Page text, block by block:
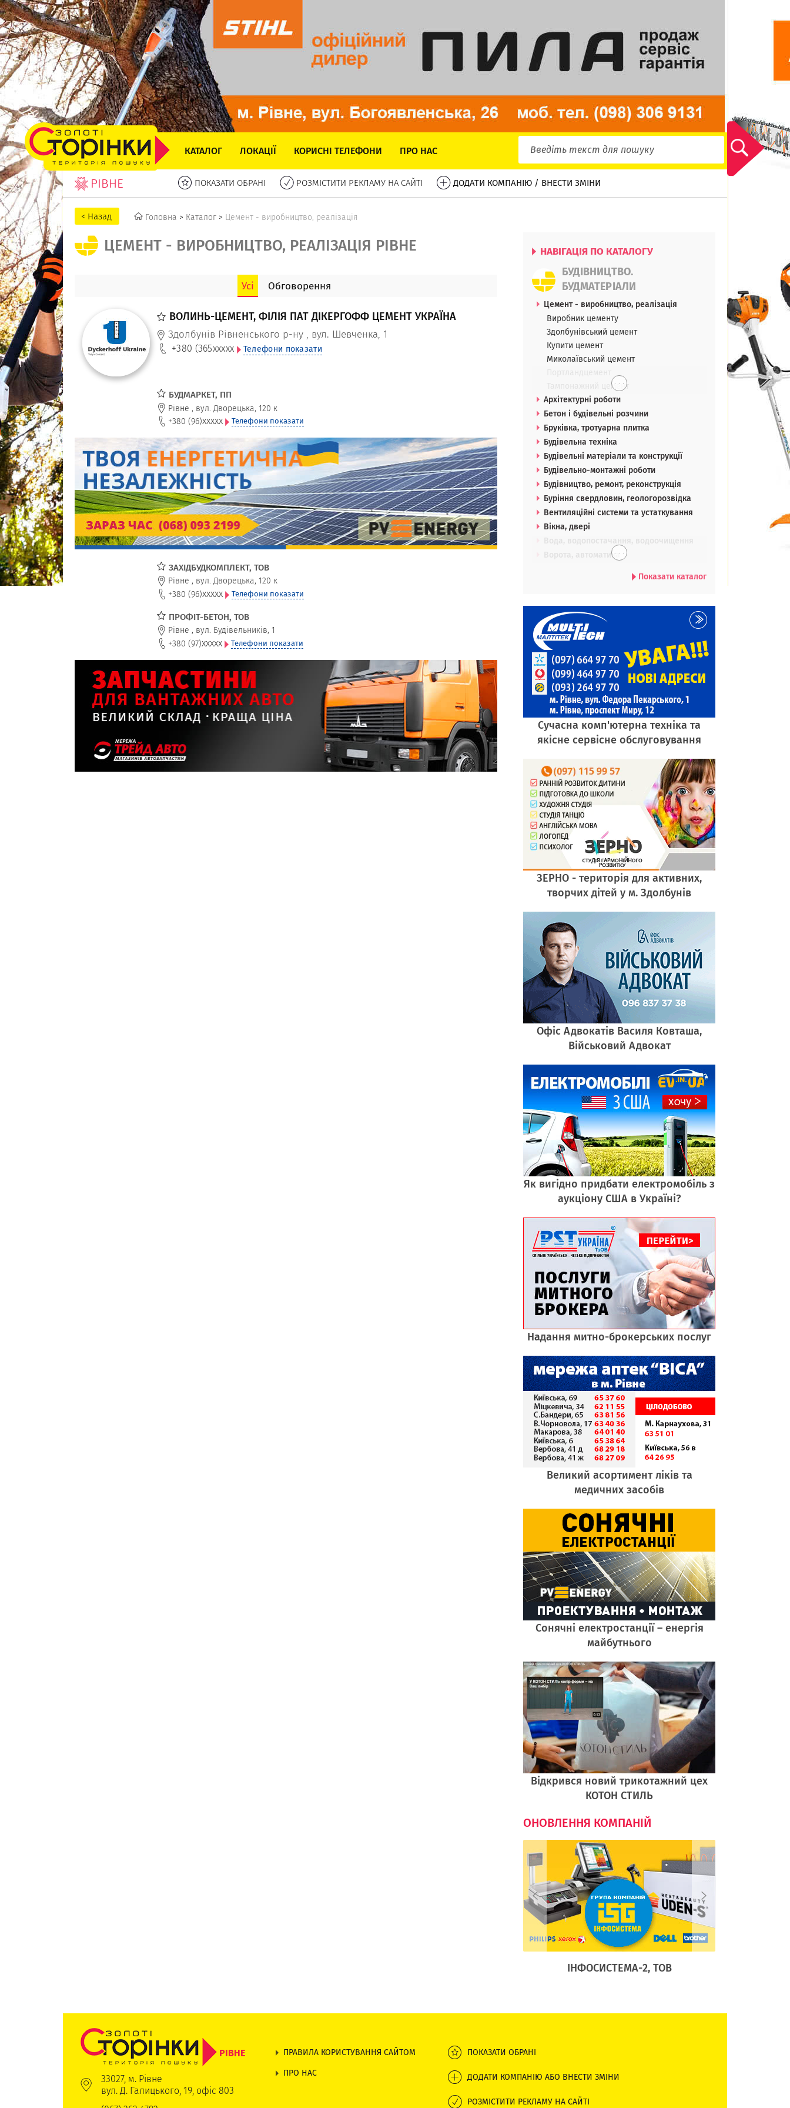
КАТАЛОГ ЛОКАЦІЇ КОРИСНІ ТЕЛЕФОНИ ПРО НАС
РІВНЕ ПОКАЗАТИ ОБРАНІ РОЗМІСТИТИ РЕКЛАМУ НА САЙТІ ДОДАТИ КОМПАНІЮ / ВНЕСТИ ЗМІНИ
Головна > Каталог > Цемент - виробництво, реалізація
ЦЕМЕНТ - ВИРОБНИЦТВО, РЕАЛІЗАЦІЯ РІВНЕ
Усі Обговорення
ВОЛИНЬ-ЦЕМЕНТ, ФІЛІЯ ПАТ ДІКЕРГОФФ ЦЕМЕНТ УКРАЇНА
Здолбунів Рівненського р-ну , вул. Шевченка, 1
+380 (365xxxxx Телефони показати
БУДМАРКЕТ, ПП
Рівне , вул. Дворецька, 120 к
+380 (96)xxxxx Телефони показати
ЗАХІДБУДКОМПЛЕКТ, ТОВ
Рівне , вул. Дворецька, 120 к
+380 (96)xxxxx Телефони показати
ПРОФІТ-БЕТОН, ТОВ
Рівне , вул. Будівельників, 1
+380 (97)xxxxx Телефони показати
НАВІГАЦІЯ ПО КАТАЛОГУ
БУДІВНИЦТВО.
БУДМАТЕРІАЛИ
Цемент - виробництво, реалізація
Виробник цементу
Здолбунівський цемент
Купити цемент
Миколаївський цемент
Тампонажний цемент
. . .
Архітектурні роботи
Бетон і будівельні розчини
Бруківка, тротуарна плитка
Будівельна техніка
Будівельні матеріали та конструкції
Будівельно-монтажні роботи
Будівництво, ремонт, реконструкція
Буріння свердловин, геологорозвідка
Вентиляційні системи та устаткування
Вікна, двері
Ворота, автоматика. . .
Показати каталог
Сучасна комп'ютерна техніка та
якісне сервісне обслуговування
ЗЕРНО - територія для активних,
творчих дітей у м. Здолбунів
Офіс Адвокатів Василя Ковташа,
Військовий Адвокат
Як вигідно придбати електромобіль з
аукціону США в Україні?
Надання митно-брокерських послуг
Великий асортимент ліків та
медичних засобів
Cонячні електростанції – енергія
майбутнього
Відкрився новий трикотажний цех
КОТОН СТИЛЬ
ОНОВЛЕННЯ КОМПАНІЙ
ІНФОСИСТЕМА-2, ТОВ
РІВНЕ
33027, м. Рівне
вул. Д. Галицького, 19, офіс 803
ПРАВИЛА КОРИСТУВАННЯ САЙТОМ
ПРО НАС
ПОКАЗАТИ ОБРАНІ
ДОДАТИ КОМПАНІЮ АБО ВНЕСТИ ЗМІНИ
РОЗМІСТИТИ РЕКЛАМУ НА САЙТІ